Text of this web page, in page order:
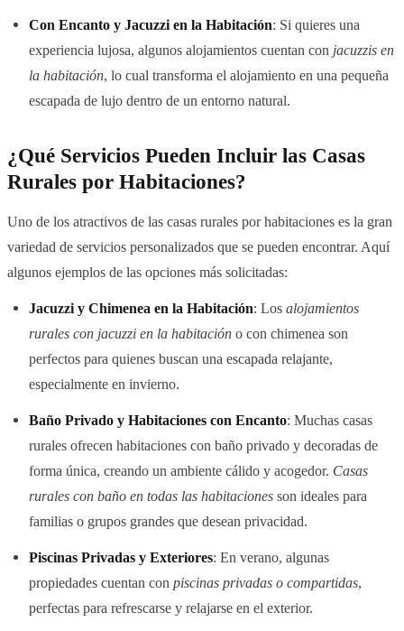
Con Encanto y Jacuzzi en la Habitación: Si quieres una
experiencia lujosa, algunos alojamientos cuentan con jacuzzis en
la habitación, lo cual transforma el alojamiento en una pequeña
escapada de lujo dentro de un entorno natural.
¿Qué Servicios Pueden Incluir las Casas
Rurales por Habitaciones?
Uno de los atractivos de las casas rurales por habitaciones es la gran
variedad de servicios personalizados que se pueden encontrar. Aquí
algunos ejemplos de las opciones más solicitadas:
Jacuzzi y Chimenea en la Habitación: Los alojamientos
rurales con jacuzzi en la habitación o con chimenea son
perfectos para quienes buscan una escapada relajante,
especialmente en invierno.
Baño Privado y Habitaciones con Encanto: Muchas casas
rurales ofrecen habitaciones con baño privado y decoradas de
forma única, creando un ambiente cálido y acogedor. Casas
rurales con baño en todas las habitaciones son ideales para
familias o grupos grandes que desean privacidad.
Piscinas Privadas y Exteriores: En verano, algunas
propiedades cuentan con piscinas privadas o compartidas,
perfectas para refrescarse y relajarse en el exterior.